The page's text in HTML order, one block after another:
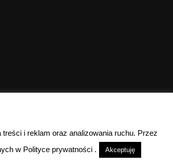
i reklam oraz analizowania ruchu. Przez
w Polityce prywatności .
Akceptuję